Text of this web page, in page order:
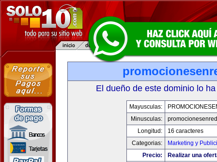
El dueño de este dominio lo
Mayusculas:
Minusculas:
Longitud:
16 caracteres
Categorias:
Marketing y
Precio:
Realizar una